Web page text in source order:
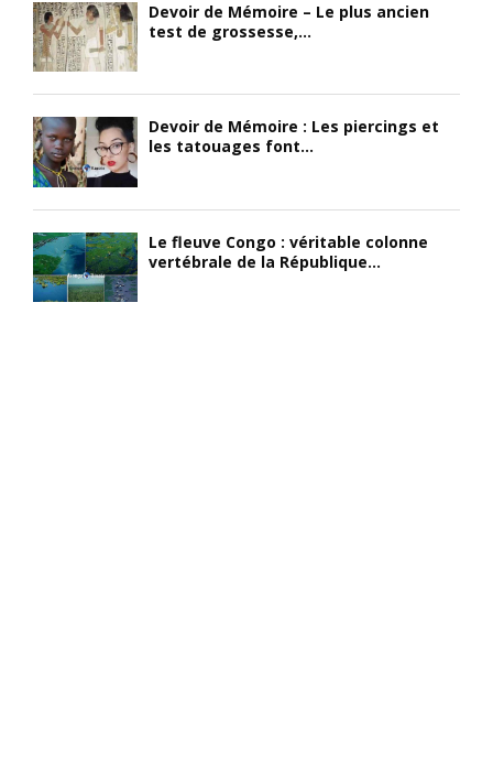
Devoir de Mémoire – Le plus ancien
test de grossesse,...
Devoir de Mémoire : Les piercings et
les tatouages ​​font...
Le fleuve Congo : véritable colonne
vertébrale de la République...